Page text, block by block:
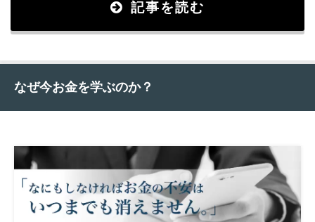
記事を読む
なぜ今お金を学ぶのか？